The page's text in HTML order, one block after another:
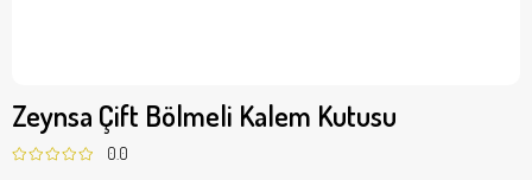
Zeynsa Çift Bölmeli Kalem Kutusu
0.0